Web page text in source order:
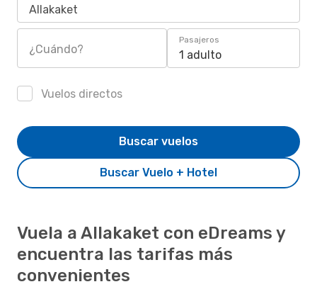
Allakaket
¿Cuándo?
Pasajeros
1 adulto
Vuelos directos
Buscar Vuelo + Hotel
Buscar vuelos
Vuela a Allakaket con eDreams y
encuentra las tarifas más
convenientes